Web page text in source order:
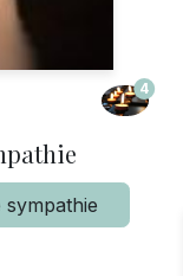
4
sympathie